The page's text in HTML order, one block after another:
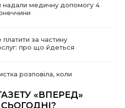
надали медичну допомогу 4
за частину
про що йдеться
розповіла, коли
виплати та статус
«ВПЕРЕД»